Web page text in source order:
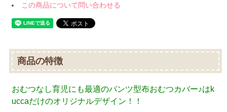
この商品について問い合わせる
商品の特徴
おむつなし育児にも最適のパンツ型布おむつカバー♪はk
uccaだけのオリジナルデザイン！！